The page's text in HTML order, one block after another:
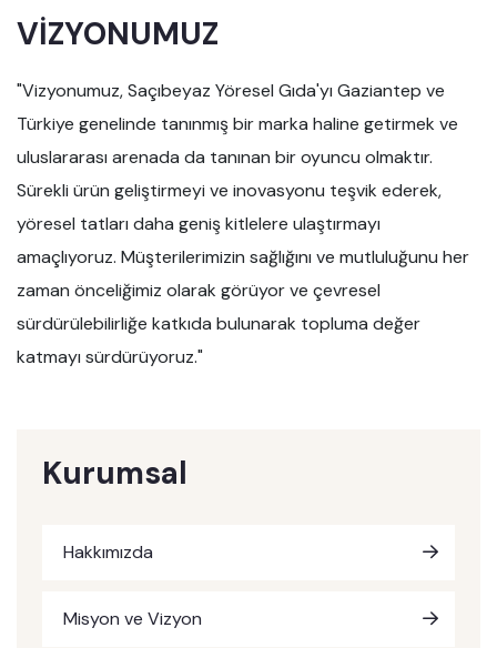
Kurumsal
Hakkımızda
Misyon ve Vizyon
VİZYONUMUZ
"Vizyonumuz, Saçıbeyaz Yöresel Gıda'yı Gaziantep ve
Türkiye genelinde tanınmış bir marka haline getirmek ve
uluslararası arenada da tanınan bir oyuncu olmaktır.
Sürekli ürün geliştirmeyi ve inovasyonu teşvik ederek,
yöresel tatları daha geniş kitlelere ulaştırmayı
amaçlıyoruz. Müşterilerimizin sağlığını ve mutluluğunu her
zaman önceliğimiz olarak görüyor ve çevresel
sürdürülebilirliğe katkıda bulunarak topluma değer
katmayı sürdürüyoruz."